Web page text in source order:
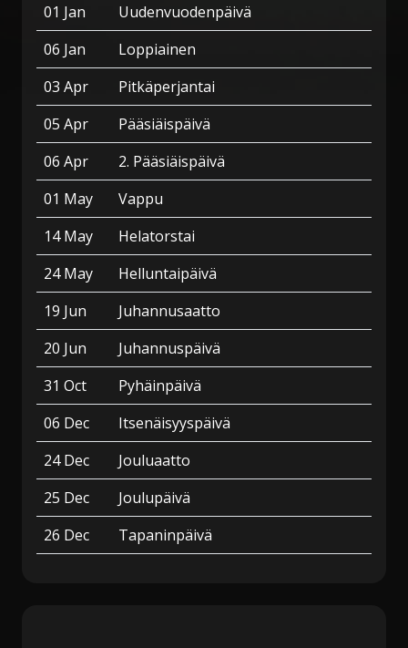
01 Jan
Uudenvuodenpäivä
06 Jan
Loppiainen
03 Apr
Pitkäperjantai
05 Apr
Pääsiäispäivä
06 Apr
2. Pääsiäispäivä
01 May
Vappu
14 May
Helatorstai
24 May
Helluntaipäivä
19 Jun
Juhannusaatto
20 Jun
Juhannuspäivä
31 Oct
Pyhäinpäivä
06 Dec
Itsenäisyyspäivä
24 Dec
Jouluaatto
25 Dec
Joulupäivä
26 Dec
Tapaninpäivä